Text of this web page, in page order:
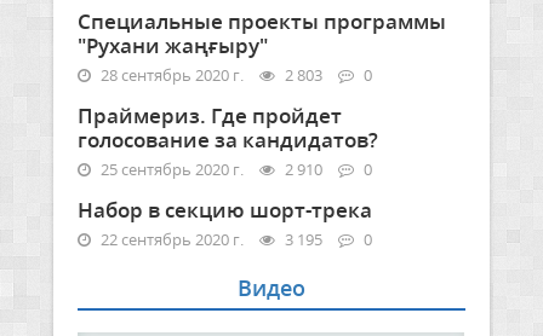
Специальные проекты программы
"Рухани жаңғыру"
28 сентябрь 2020 г. 2 803 0
Праймериз. Где пройдет
голосование за кандидатов?
25 сентябрь 2020 г. 2 910 0
Набор в секцию шорт-трека
22 сентябрь 2020 г. 3 195 0
Видео